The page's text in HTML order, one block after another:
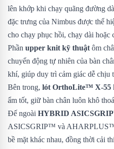
lên khớp khi chạy quãng đường
đặc trưng của Nimbus được thể
cho chạy phục hồi, chạy dài hoặc
Phần upper knit kỹ thuật ôm
chuyển động tự nhiên của bàn
khí, giúp duy trì cảm giác dễ chịu
Bên trong, lót OrthoLite™ X-55
ẩm tốt, giữ bàn chân luôn khô
Đế ngoài HYBRID
ASICSGRIP™ và AHARPLUS™
bề mặt khác nhau, đồng thời cải